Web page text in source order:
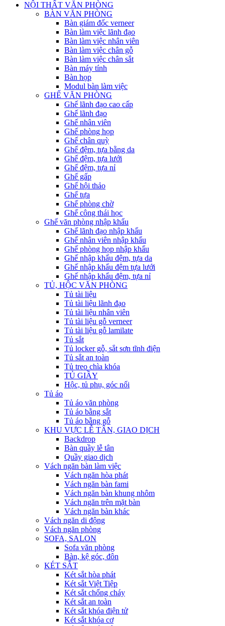
NỘI THẤT VĂN PHÒNG
BÀN VĂN PHÒNG
Bàn giám đốc verneer
Bàn làm việc lãnh đạo
Bàn làm việc nhân viên
Bàn làm việc chân gỗ
Bàn làm việc chân sắt
Bàn máy tính
Bàn họp
Modul bàn làm việc
GHẾ VĂN PHÒNG
Ghế lãnh đạo cao cấp
Ghế lãnh đạo
Ghế nhân viên
Ghế phòng họp
Ghế chân quỳ
Ghế đệm, tựa bằng da
Ghế đệm, tựa lưới
Ghế đệm, tựa nỉ
Ghế gấp
Ghế hội thảo
Ghế tựa
Ghế phòng chờ
Ghế công thái học
Ghế văn phòng nhập khẩu
Ghế lãnh đạo nhập khẩu
Ghế nhân viên nhập khẩu
Ghế phòng họp nhập khẩu
Ghế nhập khẩu đệm, tựa da
Ghế nhập khẩu đệm tựa lưới
Ghế nhập khẩu đệm, tựa nỉ
TỦ, HỘC VĂN PHÒNG
Tủ tài liệu
Tủ tài liệu lãnh đạo
Tủ tài liệu nhân viên
Tủ tài liệu gỗ verneer
Tủ tài liệu gỗ lamilate
Tủ sắt
Tủ locker gỗ, sắt sơn tĩnh điện
Tủ sắt an toàn
Tủ treo chìa khóa
TỦ GIẦY
Hộc, tủ phụ, góc nối
Tủ áo
Tủ áo văn phòng
Tủ áo bằng sắt
Tủ áo bằng gỗ
KHU VỰC LỄ TÂN, GIAO DỊCH
Backdrop
Bàn quầy lễ tân
Quầy giao dịch
Vách ngăn bàn làm việc
Vách ngăn hòa phát
Vách ngăn bàn fami
Vách ngăn bàn khung nhôm
Vách ngăn trên mặt bàn
Vách ngăn bàn khác
Vách ngăn di động
Vách ngăn phòng
SOFA, SALON
Sofa văn phòng
Bàn, kệ góc, đôn
KÉT SẮT
Két sắt hòa phát
Két sắt Việt Tiệp
Két sắt chống cháy
Két sắt an toàn
Két sắt khóa điện tử
Két sắt khóa cơ